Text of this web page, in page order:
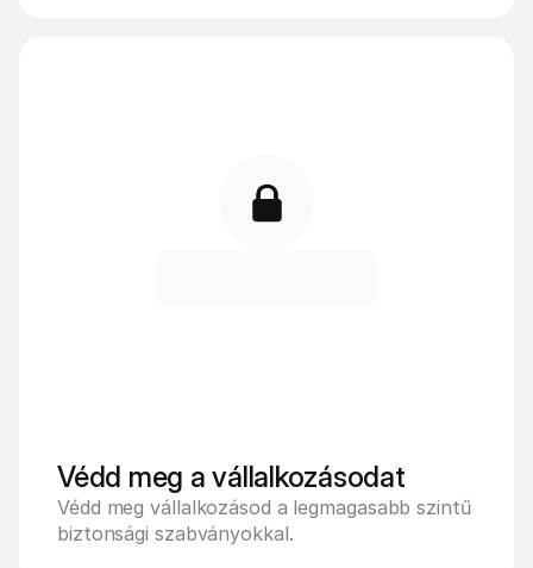
Védd meg a vállalkozásodat
Védd meg vállalkozásod a legmagasabb szintű
biztonsági szabványokkal.